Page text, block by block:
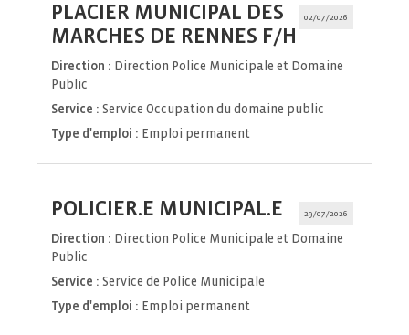
02/07/2026
PLACIER MUNICIPAL DES
MARCHES DE RENNES F/H
fenêtre)
Direction : Direction Police Municipale et Domaine
Public
Service : Service Occupation du domaine public
Type d'emploi : Emploi permanent
29/07/2026
POLICIER.E MUNICIPAL.E (Nouvelle
fenêtre)
Direction : Direction Police Municipale et Domaine
Public
Service : Service de Police Municipale
Type d'emploi : Emploi permanent